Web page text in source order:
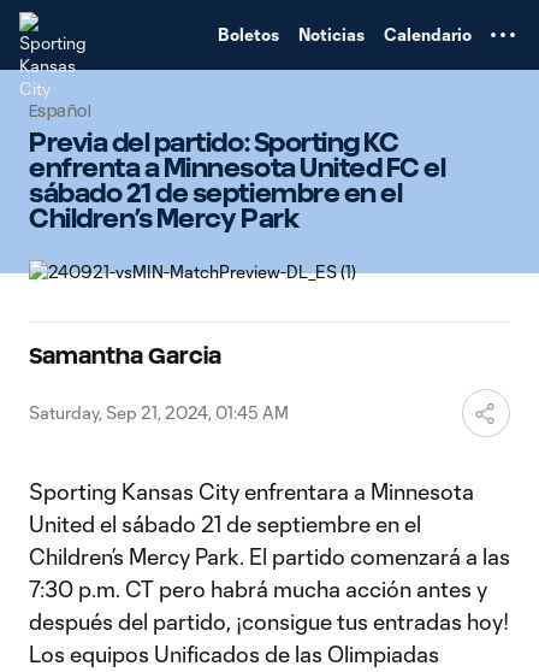
Boletos Noticias Calendario
Español
Previa del partido: Sporting KC
enfrenta a Minnesota United FC el
sábado 21 de septiembre en el
Children’s Mercy Park
Samantha Garcia
Saturday, Sep 21, 2024, 01:45 AM
Sporting Kansas City enfrentara a Minnesota
United el sábado 21 de septiembre en el
Children’s Mercy Park. El partido comenzará a las
7:30 p.m. CT pero habrá mucha acción antes y
después del partido, ¡consigue tus entradas hoy!
Los equipos Unificados de las Olimpiadas